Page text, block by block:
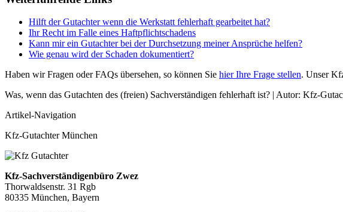
Hilft der Gutachter wenn die Werkstatt fehlerhaft gearbeitet hat?
Ihr Recht im Falle eines Haftpflichtschadens
Kann mir ein Gutachter bei der Durchsetzung meiner Ansprüche helfen?
Wie genau wird der Schaden dokumentiert?
Haben wir Fragen oder FAQs übersehen, so können Sie hier Ihre Frage stellen. Unser
Was, wenn das Gutachten des (freien) Sachverständigen fehlerhaft ist? | Autor: Kfz-
Artikel-Navigation
Kfz-Gutachter München
Kfz-Sachverständigenbüro Zwez
Thorwaldsenstr. 31 Rgb
80335 München, Bayern